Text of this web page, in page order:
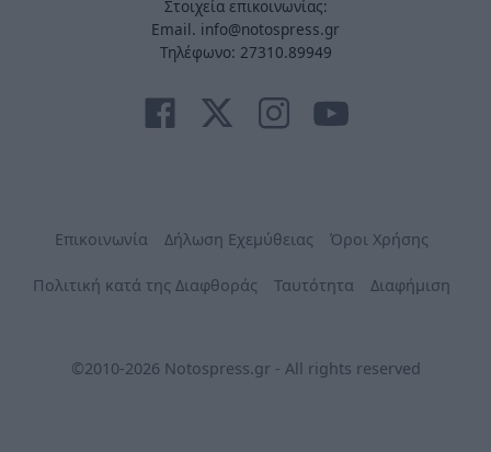
Στοιχεία επικοινωνίας:
Email. info@notospress.gr
Τηλέφωνο: 27310.89949
Επικοινωνία Δήλωση Εχεμύθειας Όροι Χρήσης
Πολιτική κατά της Διαφθοράς Ταυτότητα Διαφήμιση
©2010-2026 Notospress.gr - All rights reserved